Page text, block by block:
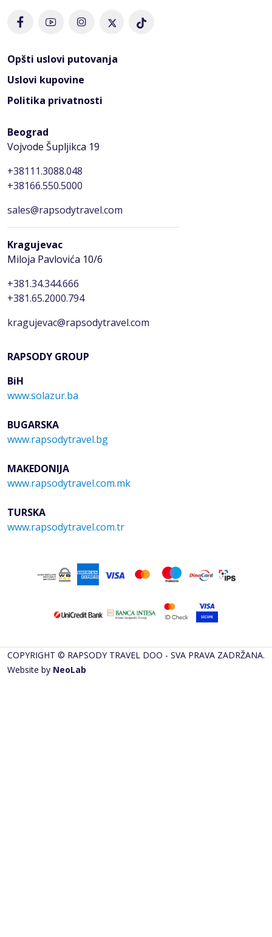
Opšti uslovi putovanja
Uslovi kupovine
Politika privatnosti
Beograd
Vojvode Šupljikca 19
+38111.3088.048
+38166.550.5000
sales@rapsodytravel.com
Kragujevac
Miloja Pavlovića 10/6
+381.34.344.666
+381.65.2000.794
kragujevac@rapsodytravel.com
RAPSODY GROUP
BiH
www.solazur.ba
BUGARSKA
www.rapsodytravel.bg
MAKEDONIJA
www.rapsodytravel.com.mk
TURSKA
www.rapsodytravel.com.tr
COPYRIGHT © RAPSODY TRAVEL DOO - SVA PRAVA ZADRŽANA.
Website by NeoLab